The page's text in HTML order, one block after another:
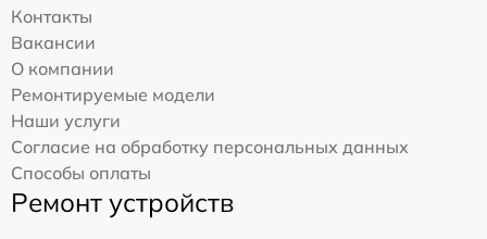
Контакты
Вакансии
О компании
Ремонтируемые модели
Наши услуги
Согласие на обработку персональных данных
Способы оплаты
Ремонт устройств